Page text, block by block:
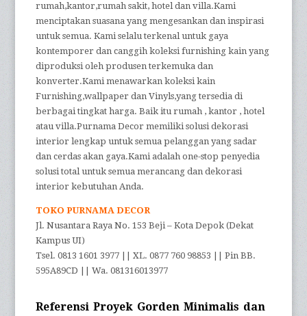
rumah,kantor,rumah sakit, hotel dan villa.Kami
menciptakan suasana yang mengesankan dan inspirasi
untuk semua. Kami selalu terkenal untuk gaya
kontemporer dan canggih koleksi furnishing kain yang
diproduksi oleh produsen terkemuka dan
konverter.Kami menawarkan koleksi kain
Furnishing,wallpaper dan Vinyls,yang tersedia di
berbagai tingkat harga. Baik itu rumah , kantor , hotel
atau villa.Purnama Decor memiliki solusi dekorasi
interior lengkap untuk semua pelanggan yang sadar
dan cerdas akan gaya.Kami adalah one-stop penyedia
solusi total untuk semua merancang dan dekorasi
interior kebutuhan Anda.
TOKO PURNAMA DECOR
Jl. Nusantara Raya No. 153 Beji – Kota Depok (Dekat
Kampus UI)
Tsel. 0813 1601 3977 || XL. 0877 760 98853 || Pin BB.
595A89CD || Wa. 081316013977
Referensi Proyek Gorden Minimalis dan